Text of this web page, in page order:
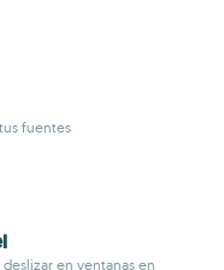
fuentes
en ventanas en